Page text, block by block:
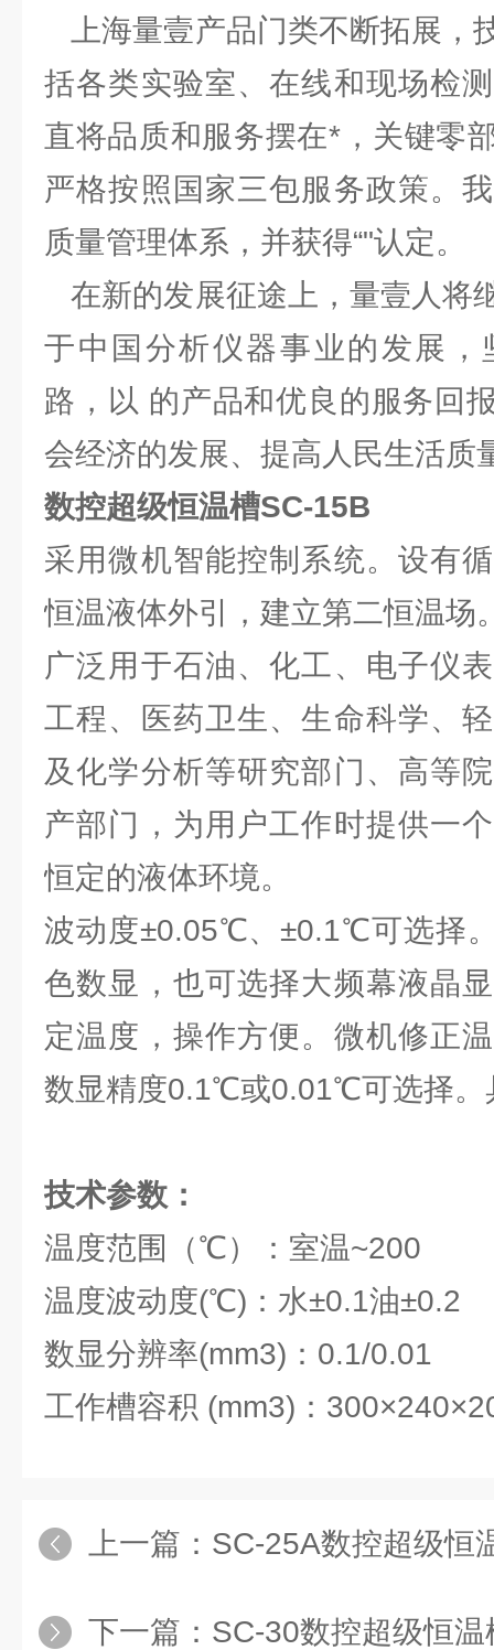
上海量壹产品门类不断拓展，
括各类实验室、在线和现场检
直将品质和服务摆在*，关键零
严格按照国家三包服务政策。
质量管理体系，并获得“"认定。
在新的发展征途上，量壹人将
于中国分析仪器事业的发展，
路，以 的产品和优良的服务回
会经济的发展、提高人民生活质
数控超级恒温槽SC-15B
采用微机智能控制系统。设有
恒温液体外引，建立第二恒温场
广泛用于石油、化工、电子仪
工程、医药卫生、生命科学、
及化学分析等研究部门、高等
产部门，为用户工作时提供一
恒定的液体环境。
波动度±0.05℃、±0.1℃可选择
色数显，也可选择大频幕液晶
定温度，操作方便。微机修正
数显精度0.1℃或0.01℃可选择。
技术参数：
温度范围（℃）：室温~200
温度波动度(℃)：水±0.1油±0.2
数显分辨率(mm3)：0.1/0.01
工作槽容积 (mm3)：
上一篇： SC-25A数控超级恒温槽
下一篇： SC-30数控超级恒温